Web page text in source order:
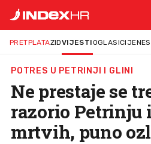
PRETPLATAZIDVIJESTIOGLASICIJENE
POTRES U PETRINJI I GLINI
Ne prestaje se
razorio Petrinju
mrtvih, puno